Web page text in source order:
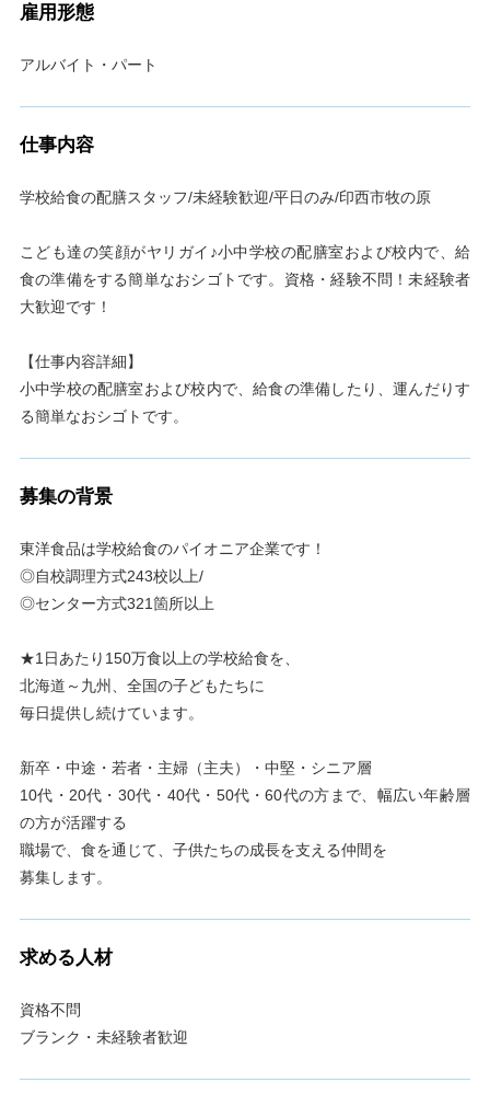
雇用形態
アルバイト・パート
仕事内容
学校給食の配膳スタッフ/未経験歓迎/平日のみ/印西市牧の原
こども達の笑顔がヤリガイ♪小中学校の配膳室および校内で、給
食の準備をする簡単なおシゴトです。資格・経験不問！未経験者
大歓迎です！
【仕事内容詳細】
小中学校の配膳室および校内で、給食の準備したり、運んだりす
る簡単なおシゴトです。
募集の背景
東洋食品は学校給食のパイオニア企業です！
◎自校調理方式243校以上/
◎センター方式321箇所以上
★1日あたり150万食以上の学校給食を、
北海道～九州、全国の子どもたちに
毎日提供し続けています。
新卒・中途・若者・主婦（主夫）・中堅・シニア層
10代・20代・30代・40代・50代・60代の方まで、幅広い年齢層
の方が活躍する
職場で、食を通じて、子供たちの成長を支える仲間を
募集します。
求める人材
資格不問
ブランク・未経験者歓迎